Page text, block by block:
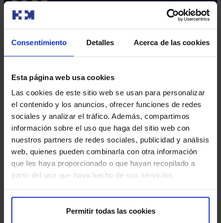
Consentimiento Detalles Acerca de las cookies
Esta página web usa cookies
Las cookies de este sitio web se usan para personalizar
el contenido y los anuncios, ofrecer funciones de redes
sociales y analizar el tráfico. Además, compartimos
información sobre el uso que haga del sitio web con
nuestros partners de redes sociales, publicidad y análisis
web, quienes pueden combinarla con otra información
que les haya proporcionado o que hayan recopilado a
partir del uso que haya hecho de sus servicios.
Permitir todas las cookies
Excelencia y calidad​
Trabaja con nosotros​
Rincón del accionista​
Más HM Hospitales
Fundación HM​
Centro Universitario CUHMED​
Instituto HM Hospitales​